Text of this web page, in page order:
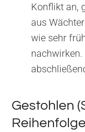
Konflikt an,
aus
wie sehr
Gestohlen
Reihenfolge